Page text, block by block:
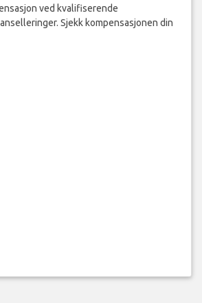
ved kvalifiserende
Sjekk kompensasjonen din